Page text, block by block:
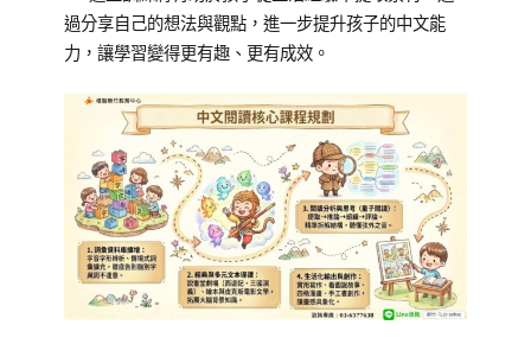
過分享自己的想法與觀點，進一步提升孩子的中文能
力，讓學習變得更有趣、更有成效。